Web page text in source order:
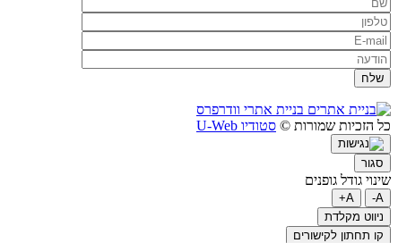
בניית אתרי וודרפרס
כל הזכיות שמורות © סטודיו U-Web
סגור
שינוי גודל גופנים
A-
A+
ניווט מקלדת
קו תחתון לקישורים